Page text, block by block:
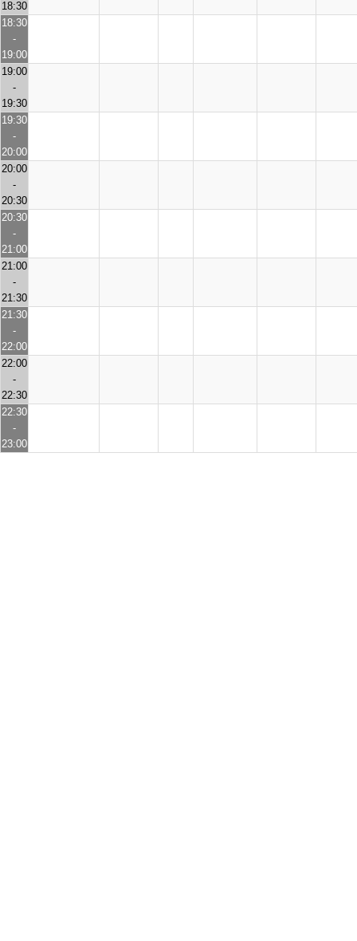
18:30
18:30
-
19:00
19:00
-
19:30
19:30
-
20:00
20:00
-
20:30
20:30
-
21:00
21:00
-
21:30
21:30
-
22:00
22:00
-
22:30
22:30
-
23:00